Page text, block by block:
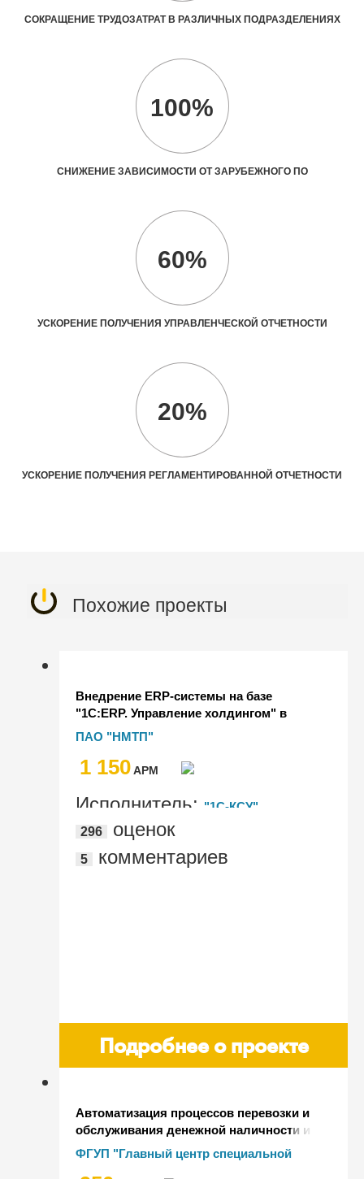
СОКРАЩЕНИЕ ТРУДОЗАТРАТ В РАЗЛИЧНЫХ ПОДРАЗДЕЛЕНИЯХ
100%
СНИЖЕНИЕ ЗАВИСИМОСТИ ОТ ЗАРУБЕЖНОГО ПО
60%
УСКОРЕНИЕ ПОЛУЧЕНИЯ УПРАВЛЕНЧЕСКОЙ ОТЧЕТНОСТИ
20%
УСКОРЕНИЕ ПОЛУЧЕНИЯ РЕГЛАМЕНТИРОВАННОЙ ОТЧЕТНОСТИ
Похожие проекты
Внедрение ERP-системы на базе
"1С:ERP. Управление холдингом" в
Группе НМТП
ПАО "НМТП"
1 150AРМ
Исполнитель: "1С-КСУ"
296
оценок
5 комментариев
Подробнее о проекте
Автоматизация процессов перевозки и
обслуживания денежной наличности и
иных ценностей для нужд ФГУП
"Главный центр специальной связи"
ФГУП "Главный центр специальной